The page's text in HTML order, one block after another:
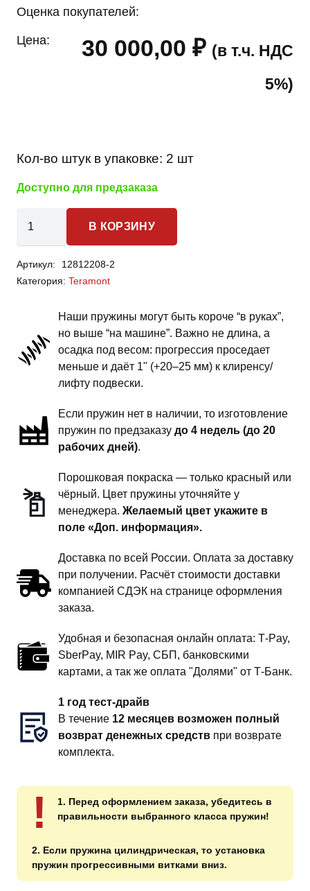
Оценка покупателей:
Цена: 30 000,00 ₽ (в т.ч. НДС
5%)
Кол-во штук в упаковке: 2 шт
Доступно для предзаказа
товара
-
пружины
подвески
сток
комфорт
В КОРЗИНУ
Артикул:
12812208-2
Категория: Teramont
Наши пружины могут быть короче “в руках”,
но выше “на машине”. Важно не длина, а
осадка под весом: прогрессия проседает
меньше и даёт 1" (+20–25 мм) к клиренсу/
лифту подвески.
Если пружин нет в наличии, то изготовление
пружин по предзаказу до 4 недель (до 20
рабочих дней).
Порошковая покраска — только красный или
чёрный. Цвет пружины уточняйте у
менеджера. Желаемый цвет укажите в
поле «Доп. информация».
Доставка по всей России. Оплата за доставку
при получении. Расчёт стоимости доставки
компанией СДЭК на странице оформления
заказа.
Удобная и безопасная онлайн оплата: T‑Pay,
SberPay, MIR Pay, СБП, банковскими
картами, а так же оплата "Долями" от Т-Банк.
1 год тест-драйв
В течение 12 месяцев возможен полный
возврат денежных средств при возврате
комплекта.
!
1. Перед оформлением заказа, убедитесь в
правильности выбранного класса пружин!
2. Если пружина цилиндрическая, то установка
пружин прогрессивными витками вниз.